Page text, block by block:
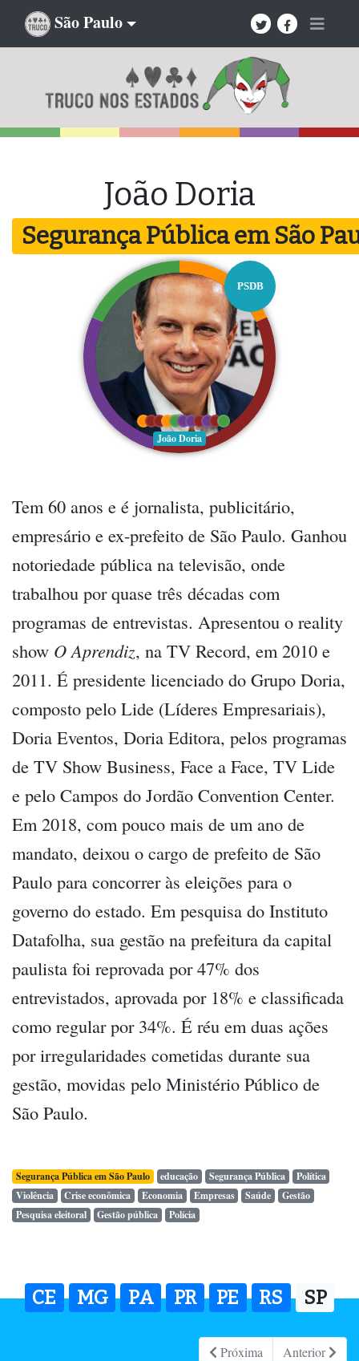
São Paulo
João Doria
Segurança Pública em São
PSDB
João Doria
Tem 60 anos e é jornalista, publicitário,
empresário e ex-prefeito de São Paulo. Ganhou
notoriedade pública na televisão, onde
trabalhou por quase três décadas com
programas de entrevistas. Apresentou o reality
show O Aprendiz, na TV Record, em 2010 e
2011. É presidente licenciado do Grupo Doria,
composto pelo Lide (Líderes Empresariais),
Doria Eventos, Doria Editora, pelos programas
de TV Show Business, Face a Face, TV Lide
e pelo Campos do Jordão Convention Center.
Em 2018, com pouco mais de um ano de
mandato, deixou o cargo de prefeito de São
Paulo para concorrer às eleições para o
governo do estado. Em pesquisa do Instituto
Datafolha, sua gestão na prefeitura da capital
paulista foi reprovada por 47% dos
entrevistados, aprovada por 18% e classificada
como regular por 34%. É réu em duas ações
por irregularidades cometidas durante sua
gestão, movidas pelo Ministério Público de
São Paulo.
Segurança Pública em São Paulo educação Segurança Pública
Política
Violência
Crise econômica Economia Empresas Saúde
Gestão
Pesquisa eleitoral
Gestão pública Polícia
CE MG PA PR PE RS SP
Próxima Anterior